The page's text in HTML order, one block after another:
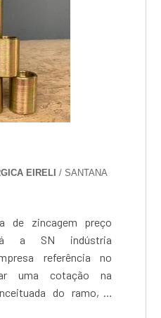
EIRELI/ SANTANA
de zincagem preço
a SN indústria
referência no
uma cotação na
do ramo, o
de excelência e o